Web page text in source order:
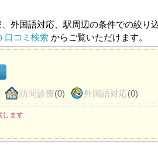
外国語対応、駅周辺の条件での絞り
口コミ検索 からご覧いただけます。
訪問診療(0) 外国語対応(0)
します